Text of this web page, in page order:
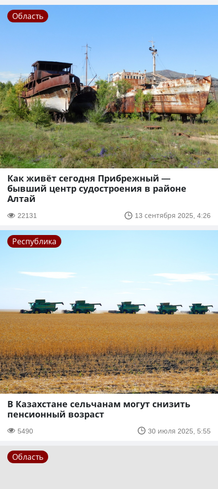
Область
Как живёт сегодня Прибрежный —
бывший центр судостроения в районе
Алтай
22131 13 сентября 2025, 4:26
Республика
В Казахстане сельчанам могут снизить
пенсионный возраст
5490 30 июля 2025, 5:55
Область